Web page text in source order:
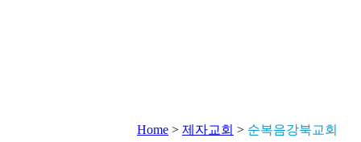
Home > 제자교회 > 순복음강북교회